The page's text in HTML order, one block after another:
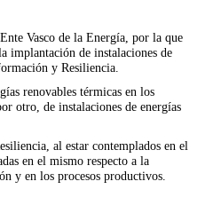
Vasco de la Energía, por la que
implantación de instalaciones de
y Resiliencia.
renovables térmicas en los
otro, de instalaciones de energías
al estar contemplados en el
en el mismo respecto a la
y en los procesos productivos.